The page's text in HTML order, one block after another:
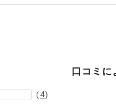
(4)
口コミに